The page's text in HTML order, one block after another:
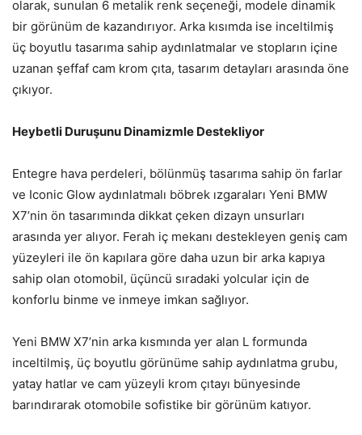
olarak, sunulan 6 metalik renk seçeneği, modele dinamik
bir görünüm de kazandırıyor. Arka kısımda ise inceltilmiş
üç boyutlu tasarıma sahip aydınlatmalar ve stopların içine
uzanan şeffaf cam krom çıta, tasarım detayları arasında öne
çıkıyor.
Heybetli Duruşunu Dinamizmle Destekliyor
Entegre hava perdeleri, bölünmüş tasarıma sahip ön farlar
ve Iconic Glow aydınlatmalı böbrek ızgaraları Yeni BMW
X7’nin ön tasarımında dikkat çeken dizayn unsurları
arasında yer alıyor. Ferah iç mekanı destekleyen geniş cam
yüzeyleri ile ön kapılara göre daha uzun bir arka kapıya
sahip olan otomobil, üçüncü sıradaki yolcular için de
konforlu binme ve inmeye imkan sağlıyor.
Yeni BMW X7’nin arka kısmında yer alan L formunda
inceltilmiş, üç boyutlu görünüme sahip aydınlatma grubu,
yatay hatlar ve cam yüzeyli krom çıtayı bünyesinde
barındırarak otomobile sofistike bir görünüm katıyor.